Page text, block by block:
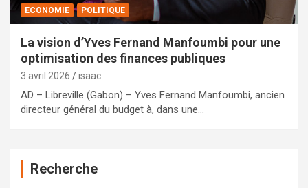
ECONOMIE POLITIQUE
La vision d’Yves Fernand Manfoumbi pour une
optimisation des finances publiques
3 avril 2026 isaac
AD – Libreville (Gabon) – Yves Fernand Manfoumbi, ancien
directeur général du budget à, dans une…
Recherche